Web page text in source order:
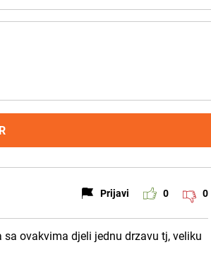
Prijavi 0 0
ovakvima djeli jednu drzavu tj, veliku